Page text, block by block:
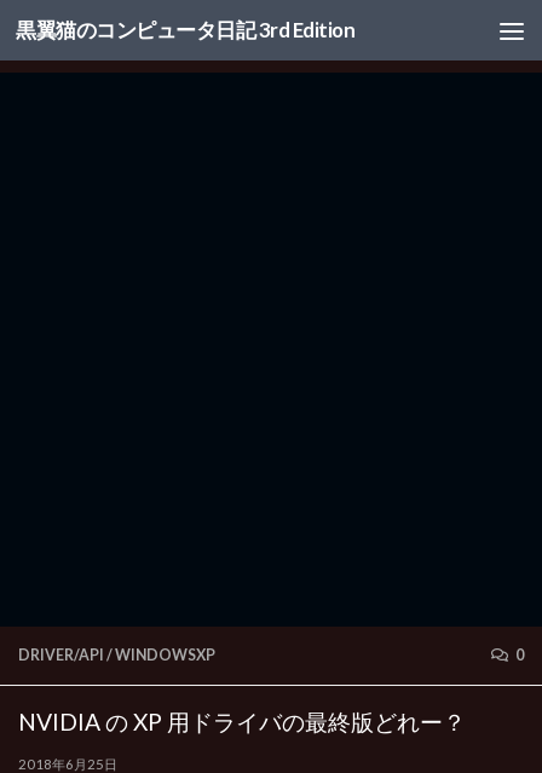
コンテンツへスキップ
黒翼猫のコンピュータ日記 3rd Edition
DRIVER/API /WINDOWSXP 0
NVIDIA の XP 用ドライバの最終版どれー？
2018年6月25日